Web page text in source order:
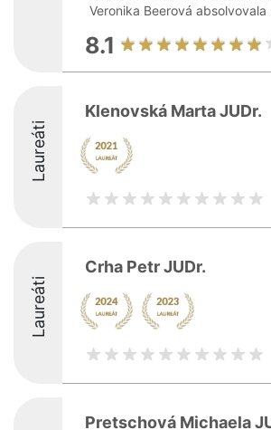
Veronika Beerová absolvovala
8.1
Laureáti
Klenovská Marta JUDr.
Laureáti
Crha Petr JUDr.
Pretschová Michaela